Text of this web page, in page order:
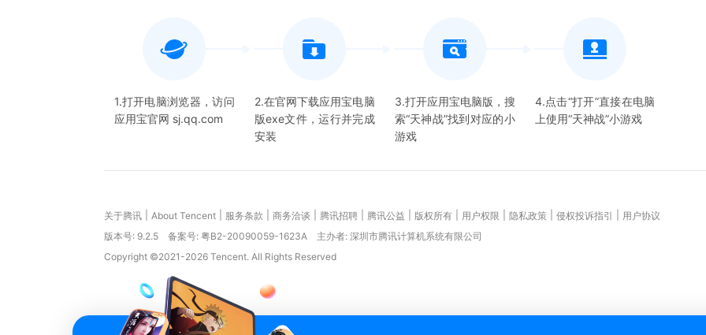
1.打开电脑浏览器，访问
应用宝官网 sj.qq.com
2.在官网下载应用宝电脑
版exe文件，运行并完成
安装
3.打开应用宝电脑版，搜
索“天神战”找到对应的小
游戏
4.点击“打开”直接在电脑
上使用“天神战”小游戏
关于腾讯 About Tencent 服务条款 商务洽谈 腾讯招聘 腾讯公益 版权所有 用户权限 隐私政策 侵权投诉指引
用户协议
版本号: 9.2.5 备案号: 粤B2-20090059-1623A
主办者: 深圳市腾讯计算机系统有限公司
Copyright ©2021-2026 Tencent. All Rights Reserved